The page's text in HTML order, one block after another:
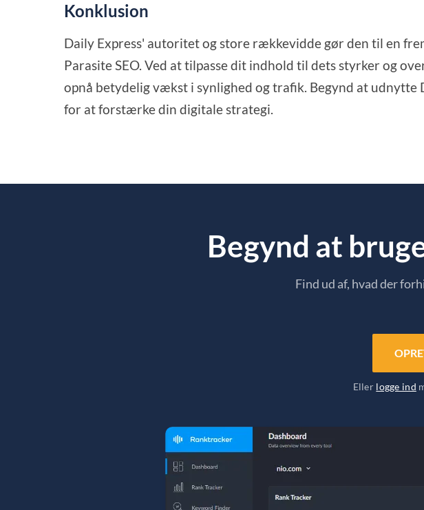
Konklusion
Daily Express' autoritet og store rækkevidde gør den til en
Parasite SEO. Ved at tilpasse dit indhold til dets styrker og
opnå betydelig vækst i synlighed og trafik. Begynd at udnytte
for at forstærke din digitale strategi.
Begynd at
Find ud af, hvad der
Eller logge ind